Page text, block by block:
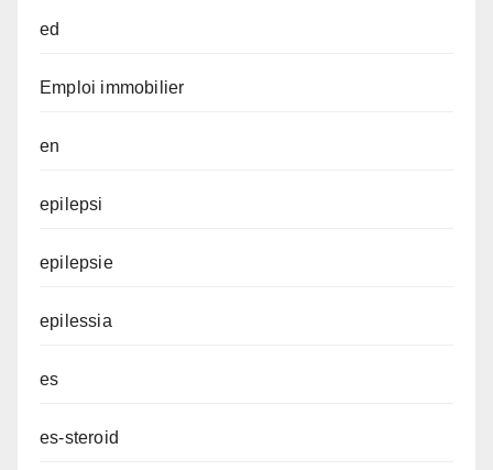
ed
Emploi immobilier
en
epilepsi
epilepsie
epilessia
es
es-steroid